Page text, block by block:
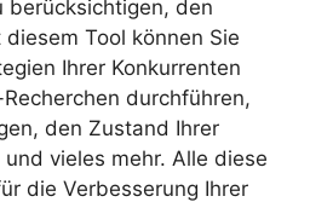
berücksichtigen, den
Tool können Sie
Ihrer Konkurrenten
durchführen,
den Zustand Ihrer
vieles mehr. Alle diese
die Verbesserung Ihrer